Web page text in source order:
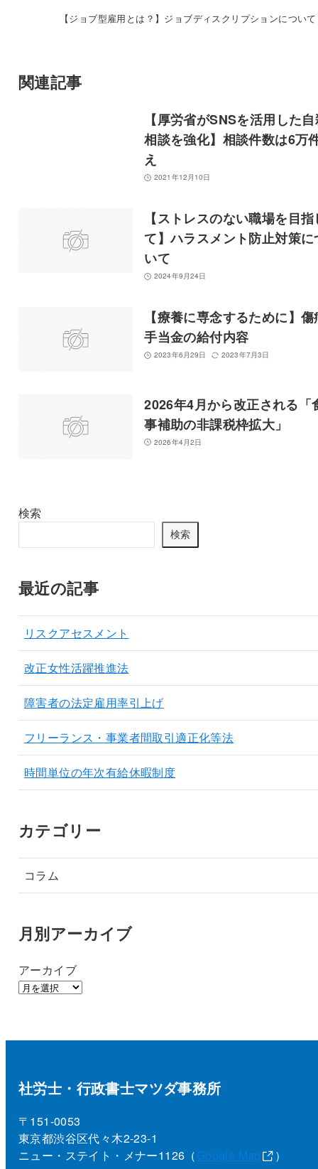
【ジョブ型雇用とは？】ジョブディスクリプションについ
関連記事
【厚労省がSNSを活用した
相談を強化】相談件数は6万
え
2021年12月10日
【ストレスのない職場を目指
て】ハラスメント防止対策に
いて
2024年9月24日
【療養に専念するために】傷
手当金の給付内容
2023年6月29日 2023年7月3日
2026年4月から改正される「
事補助の非課税枠拡大」
2026年4月2日
検索
検索
最近の記事
リスクアセスメント
改正女性活躍推進法
障害者の法定雇用率引上げ
フリーランス・事業者間取引適正化等法
時間単位の年次有給休暇制度
カテゴリー
コラム
月別アーカイブ
アーカイブ
社労士・行政書士マツダ事務所
〒151-0053
東京都渋谷区代々木2-23-1
ニュー・ステイト・メナー1126（Google Map ）